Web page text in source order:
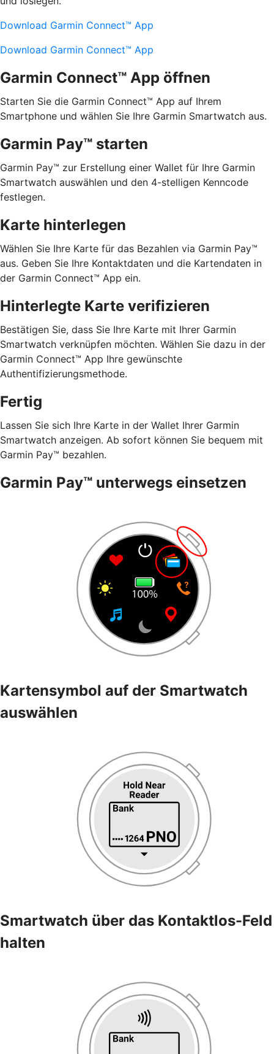
Download Garmin Connect™ App
Download Garmin Connect™ App
Garmin Connect™ App öffnen
Starten Sie die Garmin Connect™ App auf Ihrem
Smartphone und wählen Sie Ihre Garmin Smartwatch aus.
Garmin Pay™ starten
Garmin Pay™ zur Erstellung einer Wallet für Ihre Garmin
Smartwatch auswählen und den 4-stelligen Kenncode
festlegen.
Karte hinterlegen
Wählen Sie Ihre Karte für das Bezahlen via Garmin Pay™
aus. Geben Sie Ihre Kontaktdaten und die Kartendaten in
der Garmin Connect™ App ein.
Hinterlegte Karte verifizieren
Bestätigen Sie, dass Sie Ihre Karte mit Ihrer Garmin
Smartwatch verknüpfen möchten. Wählen Sie dazu in der
Garmin Connect™ App Ihre gewünschte
Authentifizierungsmethode.
Fertig
Lassen Sie sich Ihre Karte in der Wallet Ihrer Garmin
Smartwatch anzeigen. Ab sofort können Sie bequem mit
Garmin Pay™ bezahlen.
Garmin Pay™ unterwegs einsetzen
Kartensymbol auf der Smartwatch
auswählen
Smartwatch über das Kontaktlos-Feld
halten